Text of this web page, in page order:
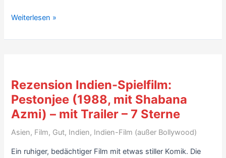
Rezension
Spielfilm:
–
mit
Trailer
7
Sterne
Weiterlesen »
Rezension Indien-Spielfilm:
Pestonjee (1988, mit Shabana
Azmi) – mit Trailer – 7 Sterne
Asien, Film, Gut, Indien, Indien-Film (außer Bollywood)
Ein ruhiger, bedächtiger Film mit etwas stiller Komik. Die